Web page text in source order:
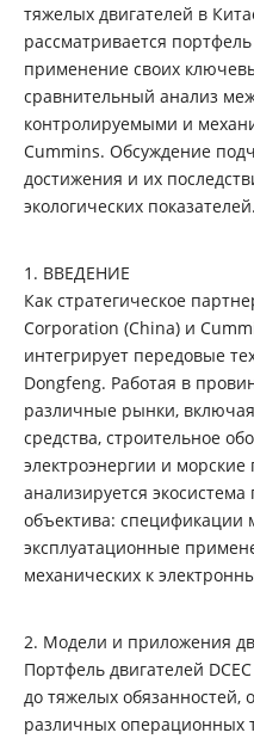
тяжелых двигателей в
рассматривается
применение своих
сравнительный анализ
контролируемыми и
Cummins. Обсуждение
достижения и их
экологических показателей.
1. ВВЕДЕНИЕ‌
Как стратегическое
Corporation (China) и
интегрирует передовые
Dongfeng. Работая в
различные рынки,
средства, строительное
электроэнергии и
анализируется экосистема
объектива: спецификации
эксплуатационные
механических к
2. Модели и приложения
Портфель двигателей
до тяжелых обязанностей,
различных операционных